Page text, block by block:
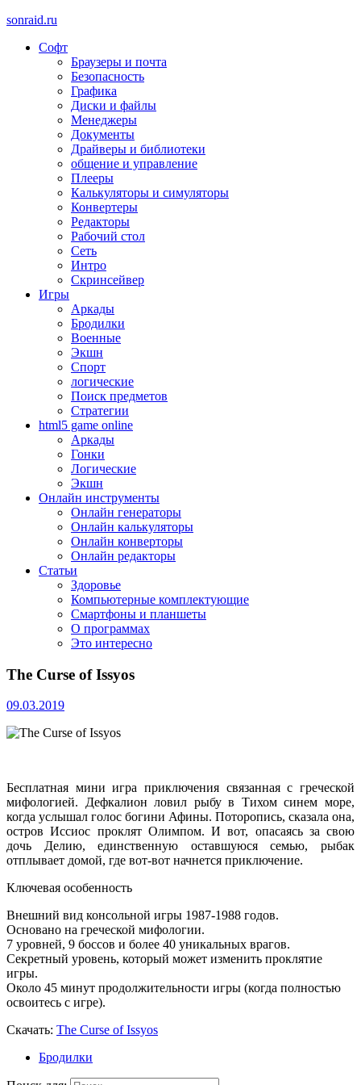
sonraid.ru
Скачивай программы, мини игры
Софт
Браузеры и почта
Безопасность
Графика
Диски и файлы
Менеджеры
Документы
Драйверы и библиотеки
общение и управление
Плееры
Калькуляторы и симуляторы
Конвертеры
Редакторы
Рабочий стол
Сеть
Интро
Скринсейвер
Игры
Аркады
Бродилки
Военные
Экшн
Спорт
логические
Поиск предметов
Стратегии
html5 game online
Аркады
Гонки
Логические
Экшн
Онлайн инструменты
Онлайн генераторы
Онлайн калькуляторы
Онлайн конверторы
Онлайн редакторы
Статьи
Здоровье
Компьютерные комплектующие
Смартфоны и планшеты
О программах
Это интересно
The Curse of Issyos
09.03.2019
Бесплатная мини игра приключения связанная с греческой
мифологией. Дефкалион ловил рыбу в Тихом синем море,
когда услышал голос богини Афины. Поторопись, сказала она,
остров Иссиос проклят Олимпом. И вот, опасаясь за свою
дочь Делию, единственную оставшуюся семью, рыбак
отплывает домой, где вот-вот начнется приключение.
Ключевая особенность
Внешний вид консольной игры 1987-1988 годов.
Основано на греческой мифологии.
7 уровней, 9 боссов и более 40 уникальных врагов.
Секретный уровень, который может изменить проклятие
игры.
Около 45 минут продолжительности игры (когда полностью
освоитесь с игре).
Скачать: The Curse of Issyos
Бродилки